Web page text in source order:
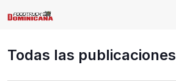
Todas las publicaciones